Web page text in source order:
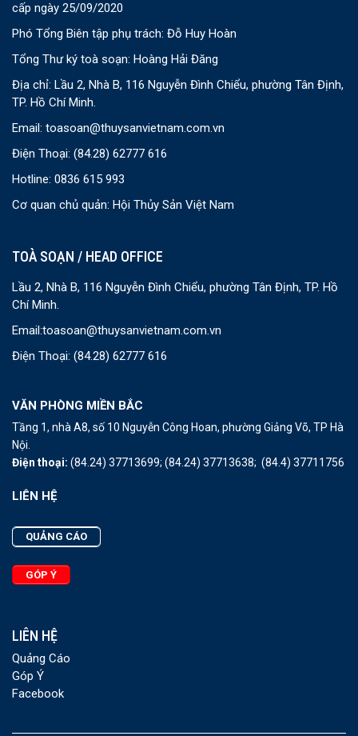
cấp ngày 25/09/2020
Phó Tổng Biên tập phụ trách: Đỗ Huy Hoàn
Tổng Thư ký toà soạn: Hoàng Hải Đăng
Địa chỉ: Lầu 2, Nhà B, 116 Nguyễn Đình Chiểu, phường Tân Định,
TP. Hồ Chí Minh.
Email: toasoan@thuysanvietnam.com.vn
Điện Thoại: (84.28) 62777 616
Hotline: 0836 615 993
Cơ quan chủ quản: Hội Thủy Sản Việt Nam
TOÀ SOẠN / HEAD OFFICE
Lầu 2, Nhà B, 116 Nguyễn Đình Chiểu, phường Tân Định, TP. Hồ
Chí Minh.
Email:toasoan@thuysanvietnam.com.vn
Điện Thoại: (84.28) 62777 616
VĂN PHÒNG MIỀN BẮC
Tầng 1, nhà A8, số 10 Nguyễn Công Hoan, phường Giảng Võ, TP Hà
Nội.
Điện thoại: (84.24) 37713699; (84.24) 37713638; (84.4) 37711756
LIÊN HỆ
QUẢNG CÁO
GÓP Ý
LIÊN HỆ
Quảng Cáo
Góp Ý
Facebook